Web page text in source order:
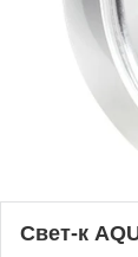
Свет-к